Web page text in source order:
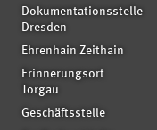
Dokumentationsstelle
Dresden
Ehrenhain Zeithain
Erinnerungsort
Torgau
Geschäftsstelle